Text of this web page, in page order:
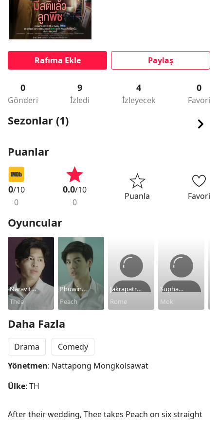
Rafıma Ekle Paylaş
0
Gönderi
9
İzledi
4
İzleyecek
0
Favori
Sezonlar (1)
Puanlar
0/10
0
0.0/10
0
Puanla Favori
Oyuncular
Naravit
Lertratkosum
Thee
Phuwin
Tangsakyuen
Peach
Jakrapatr
Kaewpanpong
Rome
Supha
Sangaworawo
Mok
Daha Fazla
Drama
Comedy
Yönetmen: Nattapong Mongkolsawat
Ülke: TH
After their wedding, Thee takes Peach on six straight